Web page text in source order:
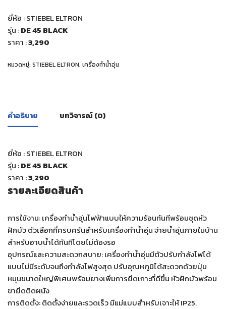
ยี่ห้อ : STIEBEL ELTRON
รุ่น :DE 45 BLACK
ราคา :3,290
หมวดหมู่: STIEBEL ELTRON, เครื่องทำน้ำอุ่น
คำอธิบาย บทวิจารณ์ (0)
ยี่ห้อ : STIEBEL ELTRON
รุ่น :DE 45 BLACK
ราคา :3,290
รายละเอียดสินค้า
การใช้งาน: เครื่องทำน้ำอุ่นไฟฟ้าแบบให้ความร้อนทันทีพร้อมชุดหัว
ฝักบัว ตัวเลือกที่ครบครันสำหรับเครื่องทำน้ำอุ่น จ่ายน้ำอุ่นภายในบ้าน
สำหรับอาบน้ำได้ทันทีโดยไม่ต้องรอ
อุปกรณ์และความสะดวกสบาย: เครื่องทำน้ำอุ่นมีตัวปรับกำลังไฟได้
แบบไม่มีระดับจนถึงกำลังไฟสูงสุด ปรับอุณหภูมิได้สะดวกด้วยปุ่ม
หมุนขนาดใหญ่พิเศษพร้อมยางเพิ่มการยึดเกาะที่ดีขึ้น หัวฝักบัวพร้อม
ขายึดติดผนัง
การติดตั้ง: ติดตั้งง่ายและรวดเร็ว มีแม่แบบสำหรับเจาะให้ IP25.